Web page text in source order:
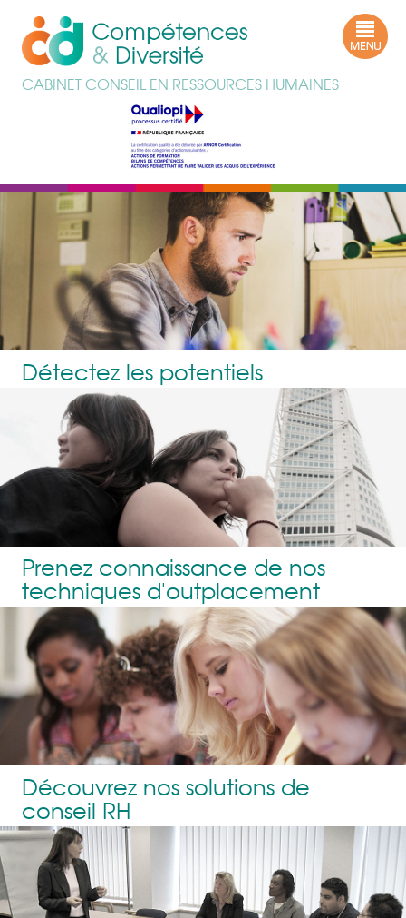
CABINET CONSEIL EN RESSOURCES HUMAINES
Détectez les potentiels
> CLIQUEZ ICI
Prenez connaissance de nos
techniques d'outplacement
> CLIQUEZ ICI
Découvrez nos solutions de
conseil RH
> CLIQUEZ ICI
> CLIQUEZ ICI
> CLIQUEZ ICI
> CLIQUEZ ICI